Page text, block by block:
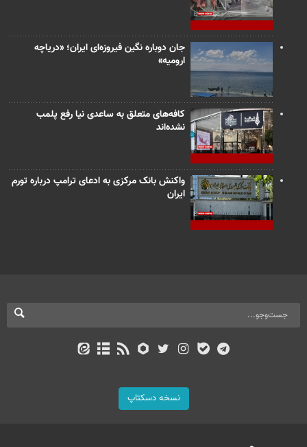
جان دوباره نگین فیروزه‌ای ایران؛ «دریاچه
ارومیه»
کافه‌های متعلق به ساعدی نیا رفع پلمب
نشده‌اند
واکنش بانک مرکزی به ادعای ترامپ درباره تورم
ایران
نسخه دسکتاپ